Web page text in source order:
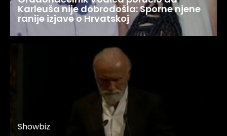
Karleuša nije dobrodošla: Sporne njene
ranije izjave o Hrvatskoj
Showbiz